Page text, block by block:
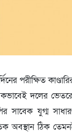
পরীক্ষিত
দলের
সাবেক যুগ্ম
অবস্থান ঠিক